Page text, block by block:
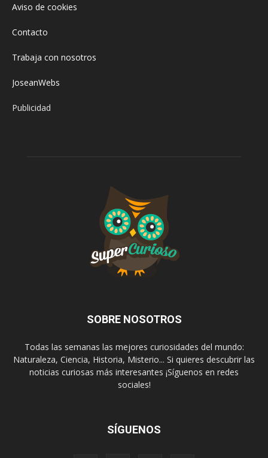
Aviso de cookies
Contacto
Trabaja con nosotros
JoseanWebs
Publicidad
SOBRE NOSOTROS
Todas las semanas las mejores curiosidades del mundo:
Naturaleza, Ciencia, Historia, Misterio... Si quieres descubrir las
noticias curiosas más interesantes ¡Síguenos en redes
sociales!
SÍGUENOS